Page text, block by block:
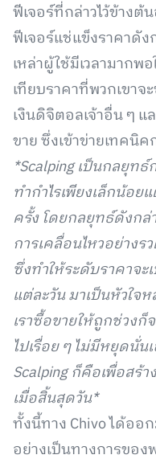
ฟีเจอร์ที่กล่าวไว้ข้างต้
ฟีเจอร์แช่แข็งราคาดัง
เหล่าผู้ใช้มีเวลามากพ
เทียบราคาที่พวกเขา
เงินดิจิตอลเจ้าอื่น ๆ
ขาย ซึ่งเข้าข่ายเทคนิ
*Scalpingเป็นกลยุทธ์
ทำกำไรเพียงเล็กน้อ
ครั้ง โดยกลยุทธ์ดังก
การเคลื่อนไหวอย่าง
ซึ่งทำให้ระดับราคาจ
แต่ละวัน มาเป็นหัวใจ
เราซื้อขายให้ถูกช่วงก็
ไปเรื่อย ๆ ไม่มีหยุดนั่น
Scalpingก็คือเพื่อสร้
เมื่อสิ้นสุดวัน*
ทั้งนี้ทาง Chivo ได้อ
อย่างเป็นทางการของ